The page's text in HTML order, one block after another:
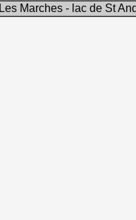
Les Marches - lac de St